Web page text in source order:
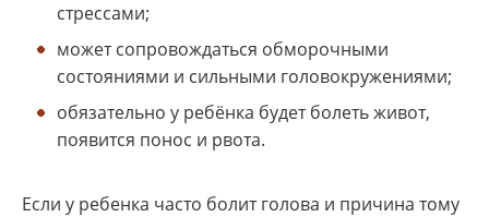
стрессами;
может сопровождаться обморочными
состояниями и сильными головокружениями;
обязательно у ребёнка будет болеть живот,
появится понос и рвота.
Если у ребенка часто болит голова и причина тому